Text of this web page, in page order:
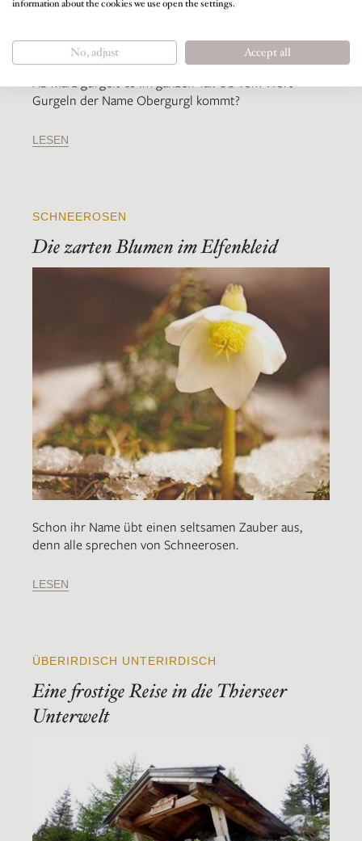
Gurgeln der Name Obergurgl kommt?
LESEN
SCHNEEROSEN
Die zarten Blumen im Elfenkleid
Schon ihr Name übt einen seltsamen Zauber aus,
denn alle sprechen von Schneerosen.
LESEN
ÜBERIRDISCH UNTERIRDISCH
Eine frostige Reise in die Thierseer
Unterwelt
No, adjust Accept all